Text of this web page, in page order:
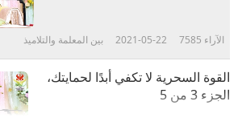
بين المعلمة والتلاميذ 2021-05-22 7585 الآراء
القوة السحرية لا تكفي أبدًا لحمايتك،
الجزء 3 من 5